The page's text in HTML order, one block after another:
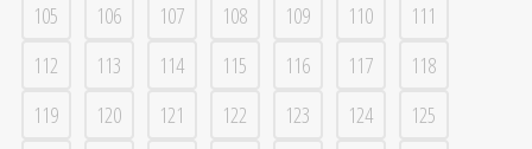
105
106 107 108 109 110
111
112
113 114 115 116 117
118
119
120 121 122 123 124
125